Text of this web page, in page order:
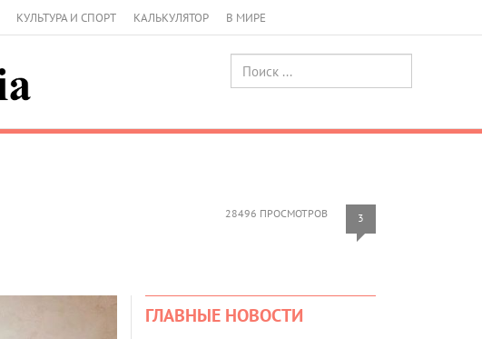
КУЛЬТУРА И СПОРТ КАЛЬКУЛЯТОР В МИРЕ
28496 ПРОСМОТРОВ 3
ГЛАВНЫЕ НОВОСТИ